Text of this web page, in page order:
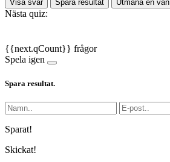
Visa svar Spara resultat Utmana en vän
Nästa quiz:
{{next.qCount}} frågor
Spela igen
Spara resultat.
Sparat!
Skickat!